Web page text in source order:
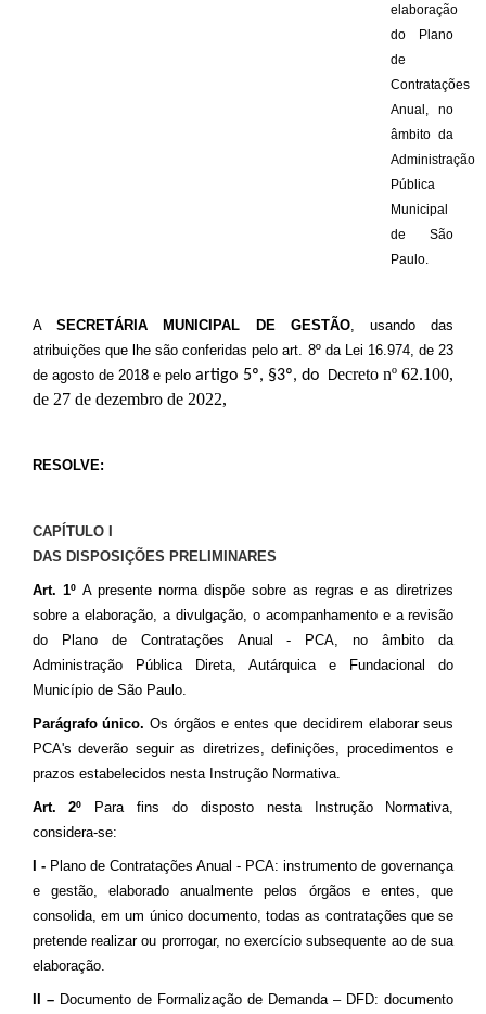
elaboração
do Plano
de
Contratações
Anual, no
âmbito da
Administração
Pública
Municipal
de São
Paulo.
A SECRETÁRIA MUNICIPAL DE GESTÃO, usando das
atribuições que lhe são conferidas pelo art. 8º da Lei 16.974, de 23
de agosto de 2018 e peloartigo 5º, §3º, do Decreto nº 62.100,
de 27 de dezembro de 2022,
RESOLVE:
CAPÍTULO I
DAS DISPOSIÇÕES PRELIMINARES
Art. 1º A presente norma dispõe sobreas regras e as diretrizes
sobre a elaboração, a divulgação, o acompanhamento e a revisão
do Plano de Contratações Anual - PCA, no âmbito da
Administração Pública Direta, Autárquica e Fundacional do
Município de São Paulo.
Parágrafo único.Os órgãos e entes que decidirem elaborar seus
PCA's deverão seguir as diretrizes, definições, procedimentos e
prazos estabelecidos nesta Instrução Normativa.
Art. 2º Para fins do disposto nesta Instrução Normativa,
considera-se:
I -Plano de Contratações Anual - PCA: instrumento de governança
e gestão, elaborado anualmente pelos órgãos e entes, que
consolida, em um único documento, todas as contratações que se
pretende realizar ou prorrogar, no exercício subsequente ao de sua
elaboração.
II –Documento de Formalização de Demanda – DFD: documento